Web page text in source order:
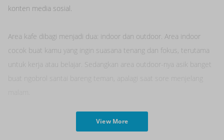
konten media sosial.
Area kafe dibagi menjadi dua: indoor dan outdoor. Area indoor
cocok buat kamu yang ingin suasana tenang dan fokus, terutama
untuk kerja atau belajar. Sedangkan area outdoor-nya asik banget
buat ngobrol santai bareng teman, apalagi saat sore menjelang
View More